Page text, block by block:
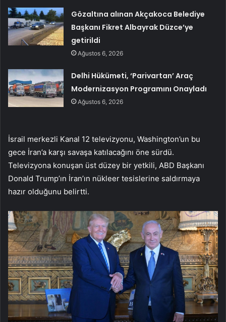
Gözaltına alınan Akçakoca Belediye
Başkanı Fikret Albayrak Düzce’ye
getirildi
Ağustos 6, 2026
Delhi Hükümeti, ‘Parivartan’ Araç
Modernizasyon Programını Onayladı
Ağustos 6, 2026
İsrail merkezli Kanal 12 televizyonu, Washington’un bu
gece İran’a karşı savaşa katılacağını öne sürdü.
Televizyona konuşan üst düzey bir yetkili, ABD Başkanı
Donald Trump’ın İran’ın nükleer tesislerine saldırmaya
hazır olduğunu belirtti.